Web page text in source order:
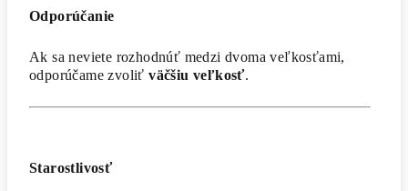
Odporúčanie
Ak sa neviete rozhodnúť medzi dvoma veľkosťami,
odporúčame zvoliťväčšiu veľkosť.
Starostlivosť